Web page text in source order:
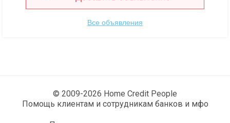
Все объявления
© 2009-2026 Home Credit People
Помощь клиентам и сотрудникам банков и мфо